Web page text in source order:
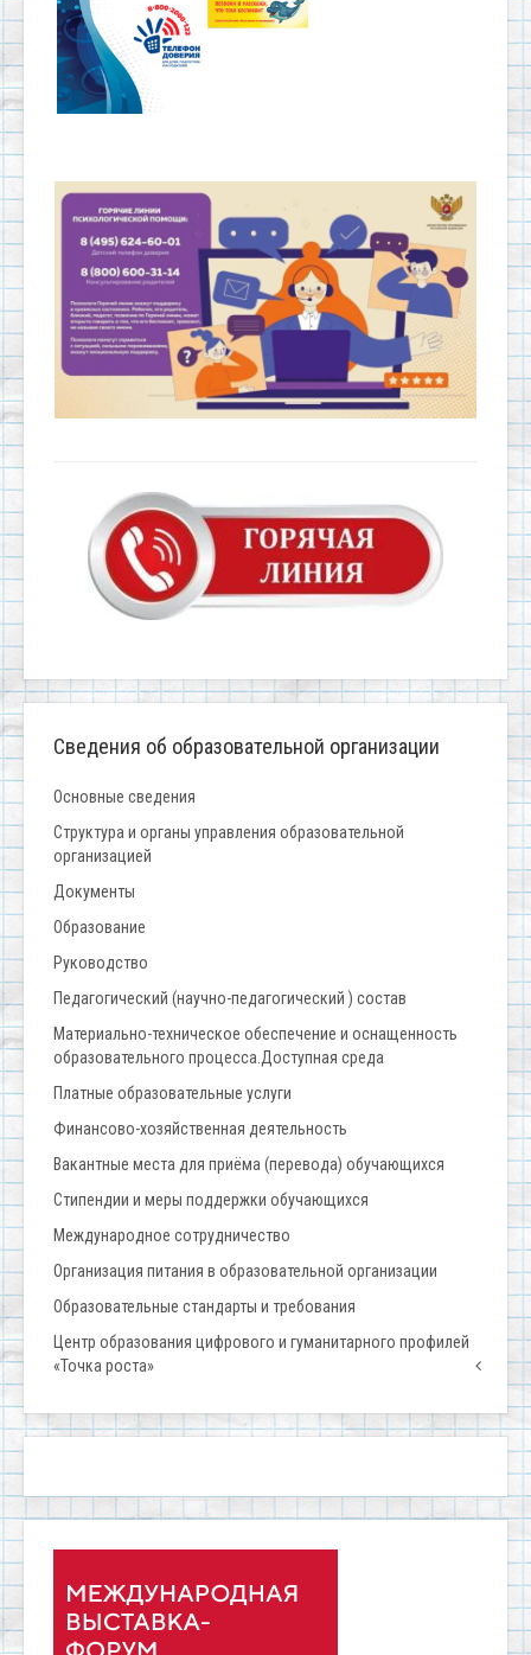
Сведения об образовательной организации
Основные сведения
Структура и органы управления образовательной
организацией
Документы
Образование
Руководство
Педагогический (научно-педагогический ) состав
Материально-техническое обеспечение и оснащенность
образовательного процесса.Доступная среда
Платные образовательные услуги
Финансово-хозяйственная деятельность
Вакантные места для приёма (перевода) обучающихся
Стипендии и меры поддержки обучающихся
Международное сотрудничество
Организация питания в образовательной организации
Образовательные стандарты и требования
Центр образования цифрового и гуманитарного профилей
«Точка роста»